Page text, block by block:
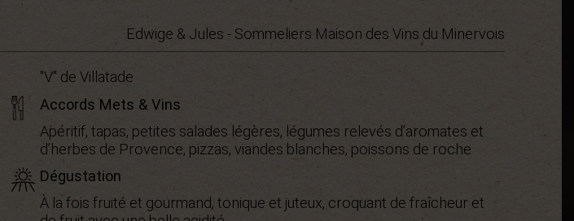
Edwige & Jules - Sommeliers Maison des Vins du Minervois
"V" de Villatade
Accords Mets & Vins
Apéritif, tapas, petites salades légères, légumes relevés d’aromates et
d’herbes de Provence, pizzas, viandes blanches, poissons de roche
Dégustation
À la fois fruité et gourmand, tonique et juteux, croquant de fraîcheur et